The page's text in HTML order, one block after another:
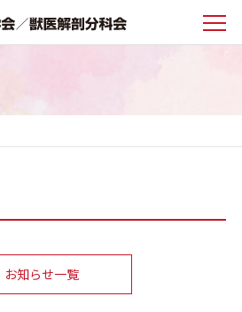
お知らせ一覧